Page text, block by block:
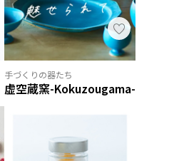
手づくりの器たち
虚空蔵窯-Kokuzougama-